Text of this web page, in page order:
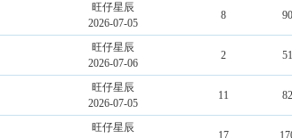
旺仔星辰
2026-07-05
8
旺仔星辰
2026-07-06
2
旺仔星辰
2026-07-05
11
旺仔星辰
17